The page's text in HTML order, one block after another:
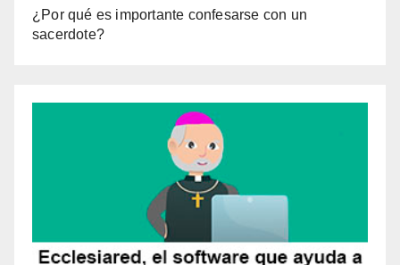
¿Por qué es importante confesarse con un
sacerdote?